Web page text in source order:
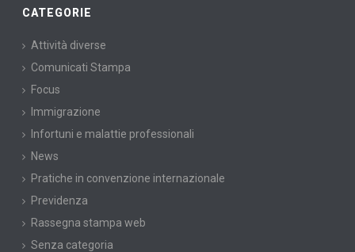
CATEGORIE
Attività diverse
Comunicati Stampa
Focus
Immigrazione
Infortuni e malattie professionali
News
Pratiche in convenzione internazionale
Previdenza
Rassegna stampa web
Senza categoria